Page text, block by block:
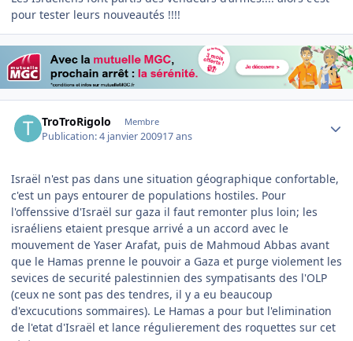
pour tester leurs nouveautés !!!!
TroTroRigolo Membre
Publication:4 janvier 200917 ans
Israël n'est pas dans une situation géographique confortable,
c'est un pays entourer de populations hostiles. Pour
l'offenssive d'Israël sur gaza il faut remonter plus loin; les
israéliens etaient presque arrivé a un accord avec le
mouvement de Yaser Arafat, puis de Mahmoud Abbas avant
que le Hamas prenne le pouvoir a Gaza et purge violement les
sevices de securité palestinnien des sympatisants des l'OLP
(ceux ne sont pas des tendres, il y a eu beaucoup
d'excucutions sommaires). Le Hamas a pour but l'elimination
de l'etat d'Israël et lance régulierement des roquettes sur cet